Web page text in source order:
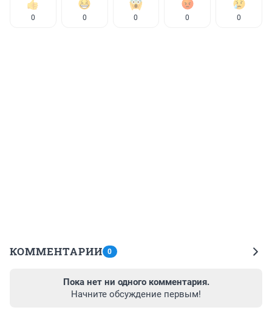
0 0 0 0 0
КОММЕНТАРИИ 0
Пока нет ни одного комментария.
Начните обсуждение первым!